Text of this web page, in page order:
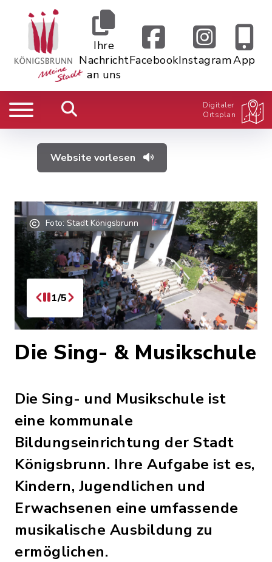
Ihre
Nachricht
an uns
FacebookInstagramApp
Digitaler
Ortsplan
Website vorlesen
Foto: Stadt Königsbrunn
1/5
Die Sing- & Musikschule
Die Sing- und Musikschule ist
eine kommunale
Bildungseinrichtung der Stadt
Königsbrunn. Ihre Aufgabe ist es,
Kindern, Jugendlichen und
Erwachsenen eine umfassende
musikalische Ausbildung zu
ermöglichen.